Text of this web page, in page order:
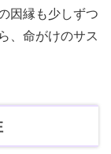
因縁も少しずつ
、命がけのサス